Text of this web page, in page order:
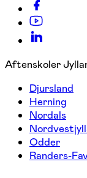
Aftenskoler
Djursland
Herning
Nordals
Odder
Randers-